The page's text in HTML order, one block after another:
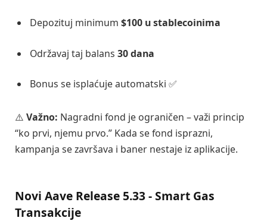
Depozituj minimum $100 u stablecoinima
Održavaj taj balans 30 dana
Bonus se isplaćuje automatski ✅
⚠️ Važno: Nagradni fond je ograničen – važi princip
“ko prvi, njemu prvo.” Kada se fond isprazni,
kampanja se završava i baner nestaje iz aplikacije.
Novi Aave Release 5.33 - Smart Gas
Transakcije